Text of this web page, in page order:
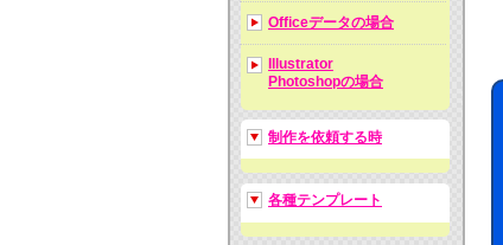
Officeデータの場合
Illustrator
Photoshopの場合
制作を依頼する時
各種テンプレート